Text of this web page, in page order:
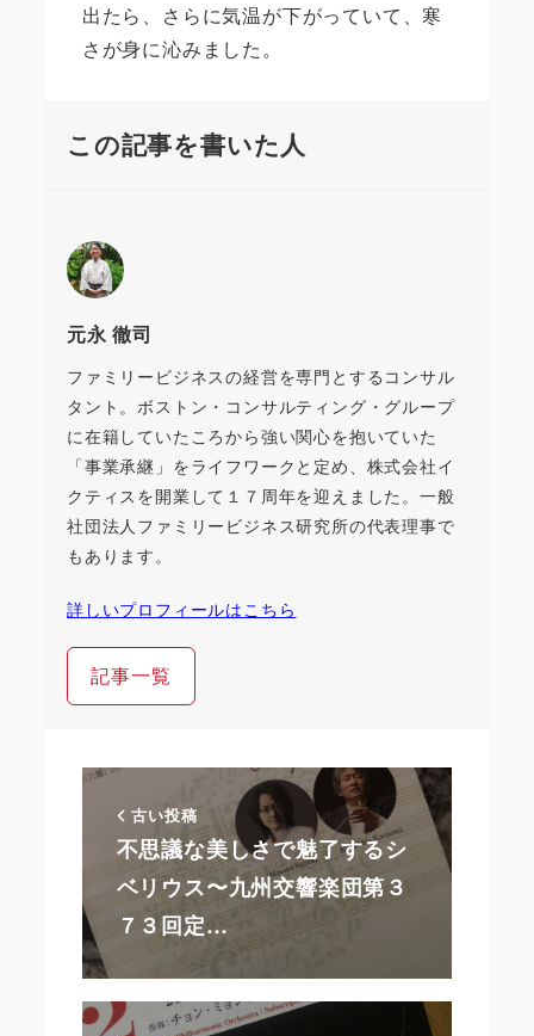
出たら、さらに気温が下がっていて、寒
さが身に沁みました。
この記事を書いた人
元永 徹司
ファミリービジネスの経営を専門とするコンサル
タント。ボストン・コンサルティング・グループ
に在籍していたころから強い関心を抱いていた
「事業承継」をライフワークと定め、株式会社イ
クティスを開業して１７周年を迎えました。一般
社団法人ファミリービジネス研究所の代表理事で
もあります。
詳しいプロフィールはこちら
記事一覧
古い投稿
不思議な美しさで魅了するシ
ベリウス〜九州交響楽団第３
７３回定…